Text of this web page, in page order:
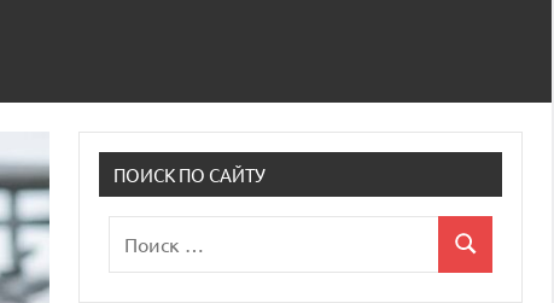
ПОИСК ПО САЙТУ
для:
Поиск